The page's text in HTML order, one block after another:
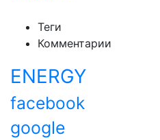
Теги
Комментарии
ENERGY
facebook
google